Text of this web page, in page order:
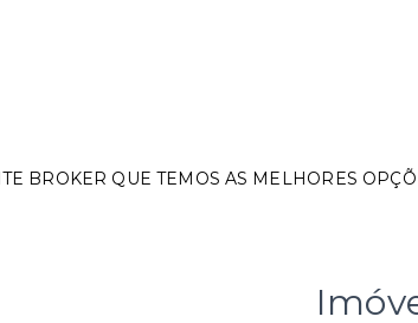
BROKER QUE TEMOS AS MELHORES